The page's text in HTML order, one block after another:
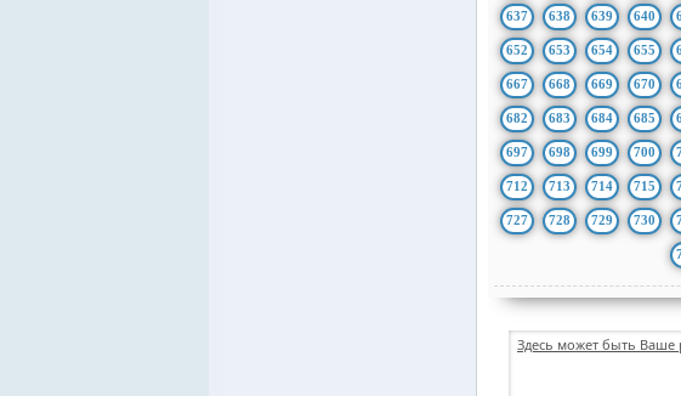
637 638 639 640
652 653 654 655
667 668 669 670
682 683 684 685
697 698 699 700
712 713 714 715
727 728 729 730
Здесь может быть Ваше